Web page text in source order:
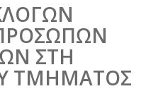
ΣΤΗ
ΤΜΗΜΑΤΟΣ